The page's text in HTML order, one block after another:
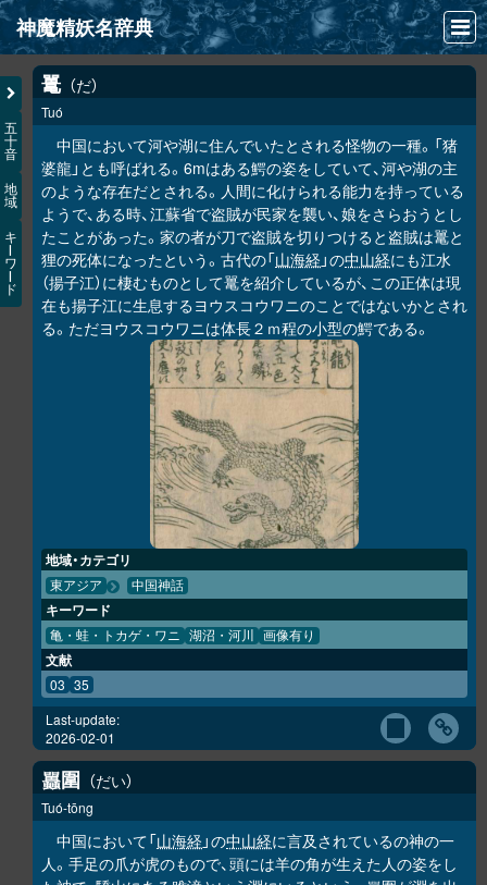
神魔精妖名辞典
NEWS
INFO
文献
検索
凖項目
画像資料便覧
LINK
五
十
音
地
域
キ
ワ
ド
鼍 だ
Tuó
中国において河や湖に住んでいたとされる怪物の一種。「猪
婆龍」とも呼ばれる。6mはある鰐の姿をしていて、河や湖の主
のような存在だとされる。人間に化けられる能力を持っている
ようで、ある時、江蘇省で盗賊が民家を襲い、娘をさらおうとし
たことがあった。家の者が刀で盗賊を切りつけると盗賊は鼍と
狸の死体になったという。古代の「山海経 」の中山経にも江水
（揚子江）に棲むものとして鼍を紹介しているが、この正体は現
在も揚子江に生息するヨウスコウワニのことではないかとされ
る。ただヨウスコウワニは体長２ｍ程の小型の鰐である。
地域・カテゴリ
東アジア 中国神話
キーワード
亀・蛙・トカゲ・ワニ 湖沼・河川 画像有り
文献
03 35
Last-update:
2026-02-01
𧕛圍 だい
Tuó-tōng
中国において「山海経 」の中山経に言及されているの神の一
人。手足の爪が虎のもので、頭には羊の角が生えた人の姿をし